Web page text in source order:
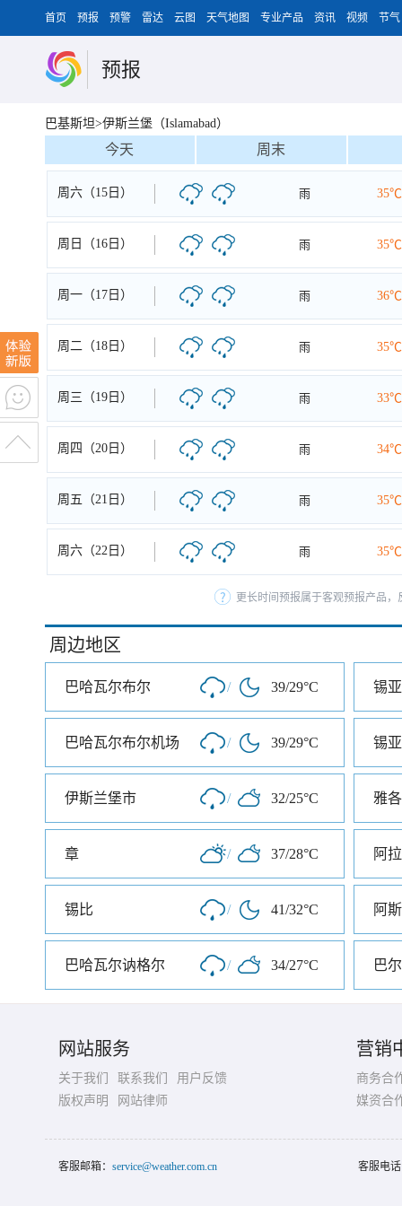
首页 预报 预警 雷达 云图 天气地图 专业产品 资讯 视频 节气
预报
巴基斯坦>伊斯兰堡（Islamabad）
今天 周末
周六（15日） 雨 35℃
周日（16日） 雨 35℃
周一（17日） 雨 36℃
周二（18日） 雨 35℃
周三（19日） 雨 33℃
周四（20日） 雨 34℃
周五（21日） 雨 35℃
周六（22日） 雨 35℃
更长时间预报属于客观预报产品
周边地区
巴哈瓦尔布尔 / 39/29°C 锡
巴哈瓦尔布尔机场 / 39/29°C 锡
伊斯兰堡市 / 32/25°C 雅
章 / 37/28°C 阿
锡比 / 41/32°C 阿
巴哈瓦尔讷格尔 / 34/27°C 巴
网站服务
关于我们 联系我们
用户反馈
版权声明
网站律师
营销
商务合
媒资合
客服邮箱： service@weather.com.cn 客服电